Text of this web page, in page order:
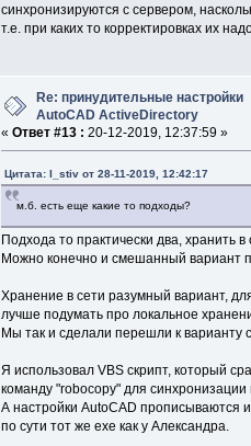
синхронизируются с сервером,
т.е. при каких то корректировках их
Re: принудительные настройки
AutoCAD ActiveDirectory
« Ответ #13 : 20-12-2019, 12:37:59 »
Цитата: I_stiv от 28-11-2019, 12:42:17
м.б. есть еще какие то подходы?
Подхода то практически два, хранить
Можно конечно и смешанный вариант
Хранение в сети разумный вариант,
лучше подумать про локальное
Мы так и сделали перешли к варианту
Я использовал VBS скрипт, который
команду "robocopy" для
А настройки AutoCAD прописываются
по сути тот же exe как у Александра.